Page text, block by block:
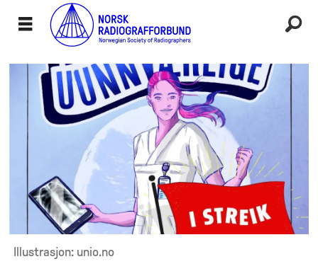
Illustrasjon: unio.no